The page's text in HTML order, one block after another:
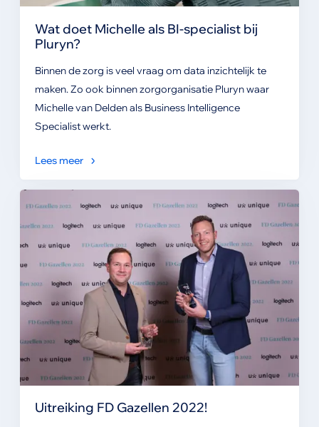
Wat doet Michelle als BI-specialist bij
Pluryn?
Binnen de zorg is veel vraag om data inzichtelijk te
maken. Zo ook binnen zorgorganisatie Pluryn waar
Michelle van Delden als Business Intelligence
Specialist werkt.
Lees meer
Uitreiking FD Gazellen 2022!